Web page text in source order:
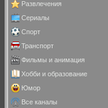
Развлечения
Сериалы
Спорт
Транспорт
Фильмы и анимация
Хобби и образование
Юмор
Все каналы